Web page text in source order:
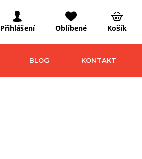
Přihlášení Oblíbené Košík
BLOG KONTAKT